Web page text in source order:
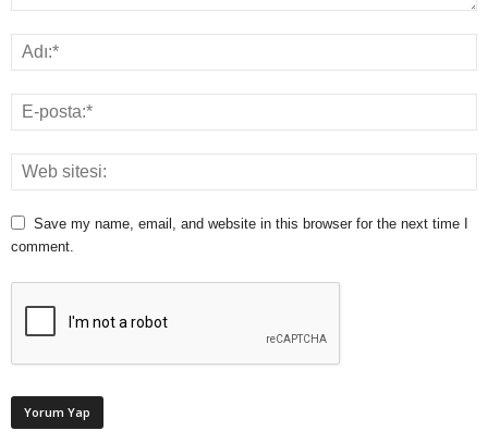
Save my name, email, and website in this browser for the next time I
comment.